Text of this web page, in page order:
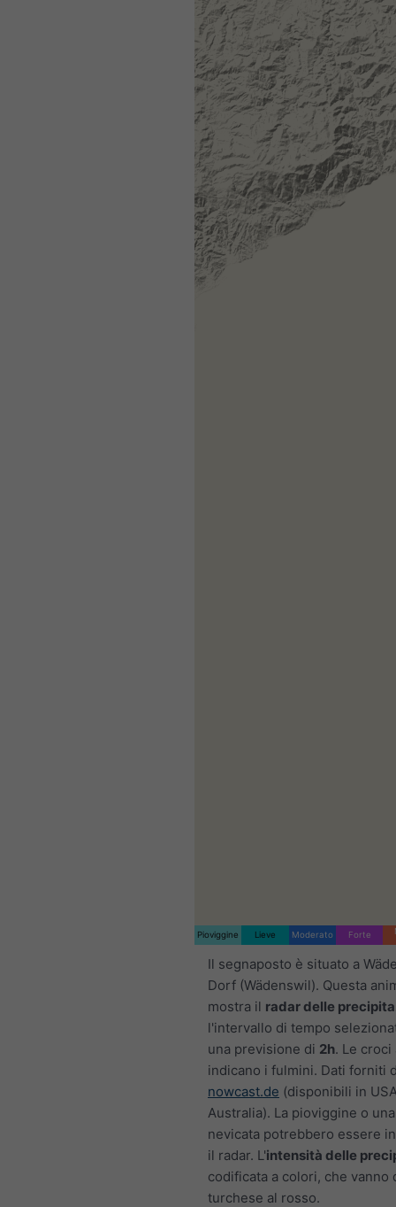
Pioviggine Lieve Moderato Forte
Il segnaposto è situato a
Dorf (Wädenswil). Questa
mostra il radar delle
l'intervallo di tempo
una previsione di 2h. Le
indicano i fulmini. Dati forniti
nowcast.de (disponibili in
Australia). La pioviggine o
nevicata potrebbero essere
il radar. L'intensità delle
codificata a colori, che vanno
turchese al rosso.